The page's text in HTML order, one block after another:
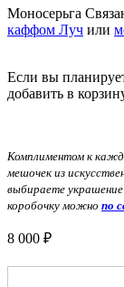
Моносерьга
каффом Луч или
Если вы
добавить в
Комплиментом к
мешочек из
выбираете украшение
коробочку можно по
8 000 ₽